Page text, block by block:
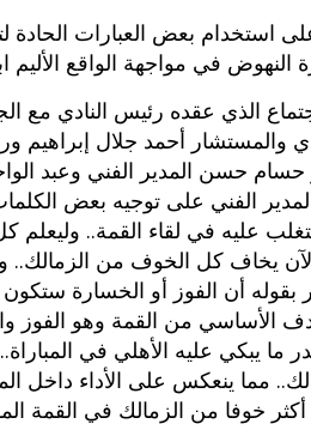
بعض العبارات الحادة
في مواجهة الواقع الأليم
الذي عقده رئيس النادي مع
والمستشار أحمد جلال
حسن المدير الفني وعبد
الفني على توجيه بعض الكلمات
عليه في لقاء القمة..
يخاف كل الخوف من الزمالك..
أن الفوز أو الخسارة ستكون
الأساسي من القمة وهو الفوز
ما يبكي عليه الأهلي في
مما ينعكس على الأداء
خوفا من الزمالك في القمة